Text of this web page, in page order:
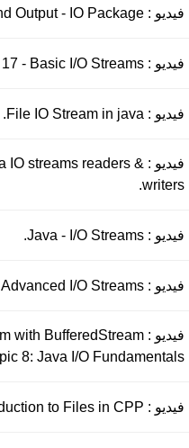
فيديو :
فيديو :
فيديو :
فيديو : IO streams readers &
writers.
فيديو :
فيديو :
فيديو : with BufferedStream
8: Java I/O Fundamentals .
فيديو :